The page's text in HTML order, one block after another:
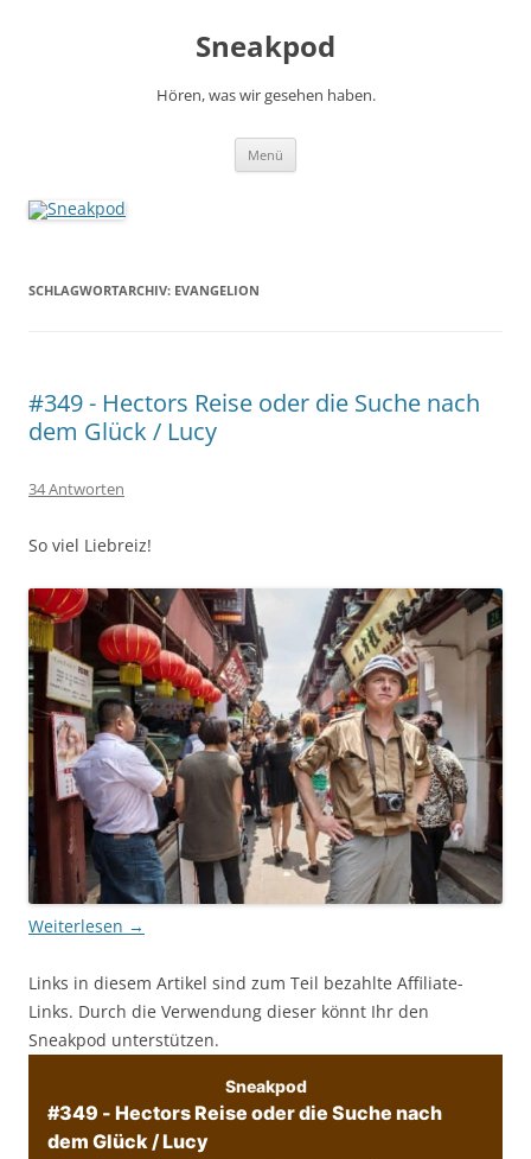
Sneakpod
Hören, was wir gesehen haben.
Menü
SCHLAGWORTARCHIV: EVANGELION
#349 - Hectors Reise oder die Suche nach
dem Glück / Lucy
34 Antworten
So viel Liebreiz!
Weiterlesen →
Links in diesem Artikel sind zum Teil bezahlte Affiliate-
Links. Durch die Verwendung dieser könnt Ihr den
Sneakpod unterstützen.